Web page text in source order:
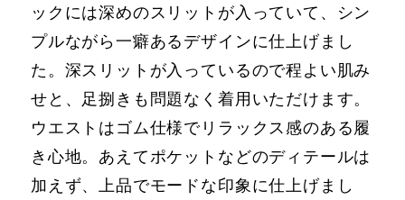
ックには深めのスリットが⼊っていて、シン
プルながら⼀癖あるデザインに仕上げまし
た。深スリットが⼊っているので程よい肌み
せと、⾜捌きも問題なく着⽤いただけます。
ウエストはゴム仕様でリラックス感のある履
き⼼地。あえてポケットなどのディテールは
加えず、上品でモードな印象に仕上げまし